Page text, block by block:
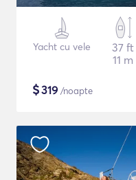
Yacht cu vele
37 ft
11 m
$319 /noapte